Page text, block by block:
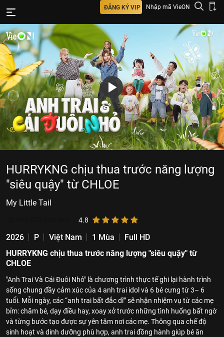
ĐĂNG KÝ VIP Nhập mã VieON
HURRYKNG chịu thua trước năng lượng
"siêu quậy" từ CHLOE
My Little Tail
4.8
2026 P Việt Nam 1 Mùa
Full HD
HURRYKNG chịu thua trước năng lượng "siêu quậy" từ
CHLOE
"Anh Trai Và Cái Đuôi Nhỏ" là chương trình thực tế ghi lại hành trình
sống chung đầy cảm xúc của 4 anh trai idol và 6 bé cưng từ 3– 6
tuổi. Mỗi ngày, các “anh trai bất đắc dĩ” sẽ nhận nhiệm vụ từ các mẹ
bỉm: chăm bé, dạy điều hay, xoay xở trước những tình huống bất ngờ
và từng bước tạo được sự yên tâm nơi các mẹ. Thông qua chế độ
sinh hoạt và dinh dưỡng phù hợp, anh trai đồng hành giúp bé ăn